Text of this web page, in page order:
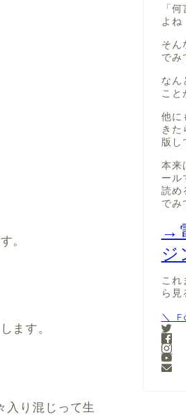
。
ます。
入り混じって生
「
よね
そん
でみ
なん
こと
他に
きた
版し
本来
ール
読め
でみ
→
ジ
これ
ら見
＼